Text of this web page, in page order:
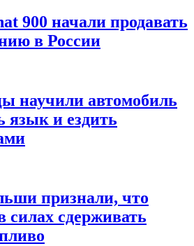
900 начали продавать
в России
научили автомобиль
язык и ездить
признали, что
силах сдерживать